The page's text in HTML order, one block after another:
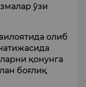
ўзи
олиб
қонунга
боғлиқ